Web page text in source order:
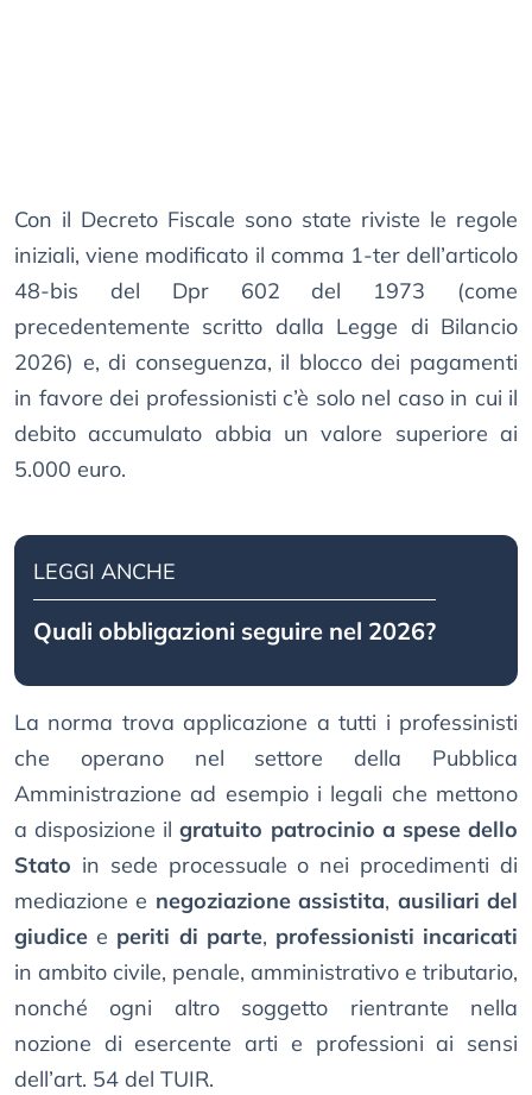
Con il Decreto Fiscale sono state riviste le regole
iniziali, viene modificato il comma 1-ter dell’articolo
48-bis del Dpr 602 del 1973 (come
precedentemente scritto dalla Legge di Bilancio
2026) e, di conseguenza, il blocco dei pagamenti
in favore dei professionisti c’è solo nel caso in cui il
debito accumulato abbia un valore superiore ai
5.000 euro.
LEGGI ANCHE
Quali obbligazioni seguire nel 2026?
La norma trova applicazione a tutti i professinisti
che operano nel settore della Pubblica
Amministrazione ad esempio i legali che mettono
a disposizione ilgratuito patrocinio a spese dello
Stato in sede processuale o nei procedimenti di
mediazione e negoziazione assistita, ausiliari del
giudice e periti di parte, professionisti incaricati
in ambito civile, penale, amministrativo e tributario,
nonché ogni altro soggetto rientrante nella
nozione di esercente arti e professioni ai sensi
dell’art. 54 del TUIR.